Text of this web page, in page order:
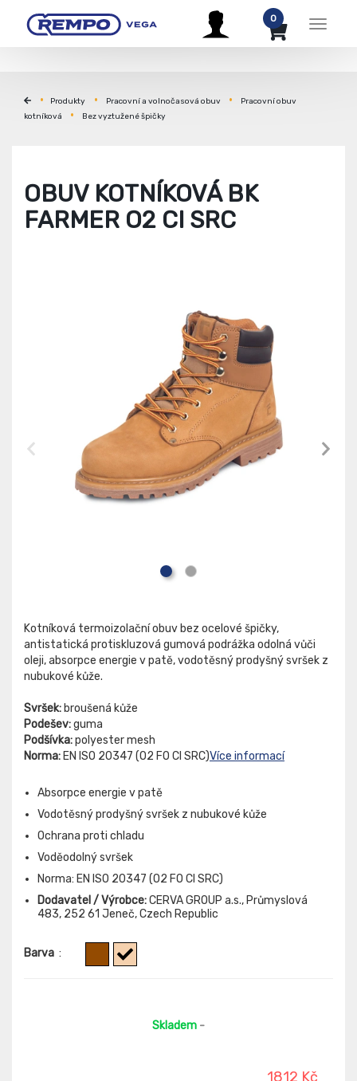
Menu
0
Produkty Pracovní a volnočasová obuv
Pracovní obuv
kotníková
Bez vyztužené špičky
OBUV KOTNÍKOVÁ BK
FARMER O2 CI SRC
Kotníková termoizolační obuv bez ocelové špičky,
antistatická protiskluzová gumová podrážka odolná vůči
oleji, absorpce energie v patě, vodotěsný prodyšný svršek z
nubukové kůže.
Svršek: broušená kůže
Podešev:guma
Podšívka:polyester mesh
Norma: EN ISO 20347 (O2 FO CI SRC)Více informací
Absorpce energie v patě
Vodotěsný prodyšný svršek z nubukové kůže
Ochrana proti chladu
Voděodolný svršek
Norma: EN ISO 20347 (O2 FO CI SRC)
Dodavatel / Výrobce:CERVA GROUP a.s., Průmyslová
483, 252 61 Jeneč, Czech Republic
Barva :
Skladem -
1812 Kč